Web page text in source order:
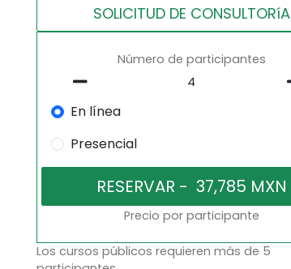
SOLICITUD DE CONSULTORíA
Número de participantes
En línea
Presencial
Precio por participante
Los cursos públicos requieren más de 5